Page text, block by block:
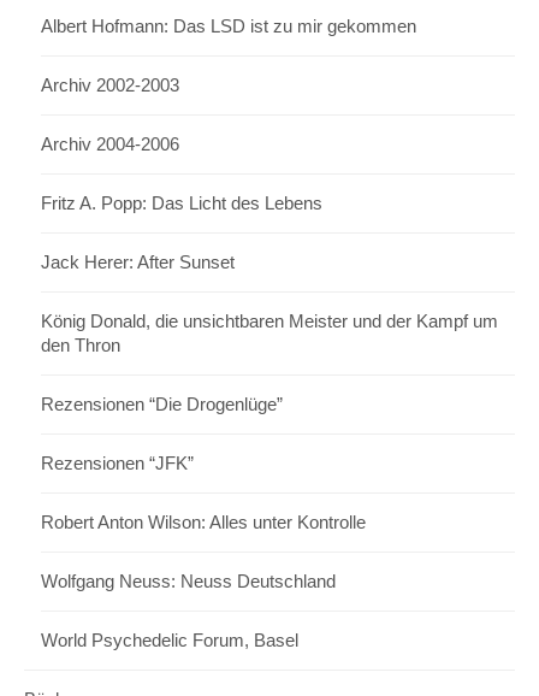
Albert Hofmann: Das LSD ist zu mir gekommen
Archiv 2002-2003
Archiv 2004-2006
Fritz A. Popp: Das Licht des Lebens
Jack Herer: After Sunset
König Donald, die unsichtbaren Meister und der Kampf um
den Thron
Rezensionen “Die Drogenlüge”
Rezensionen “JFK”
Robert Anton Wilson: Alles unter Kontrolle
Wolfgang Neuss: Neuss Deutschland
World Psychedelic Forum, Basel